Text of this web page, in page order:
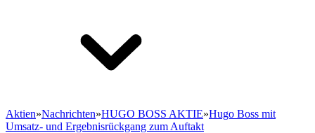
Aktien»Nachrichten»HUGO BOSS AKTIE»Hugo Boss mit
Umsatz- und Ergebnisrückgang zum Auftakt